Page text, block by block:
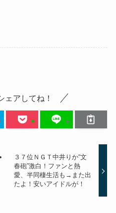
ェアしてね！
３７位ＮＧＴ中井りか“文
春砲”激白！ファンと熱
愛、半同棲生活も→また出
たよ！安いアイドルが！